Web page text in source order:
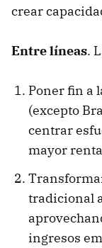
crear
Entre líneas.
Poner fin a
(excepto
centrar
mayor
tradicional
ingresos